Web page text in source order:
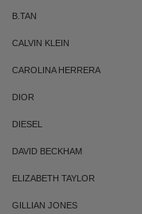
B.TAN
CALVIN KLEIN
CAROLINA HERRERA
DIOR
DIESEL
DAVID BECKHAM
ELIZABETH TAYLOR
GILLIAN JONES